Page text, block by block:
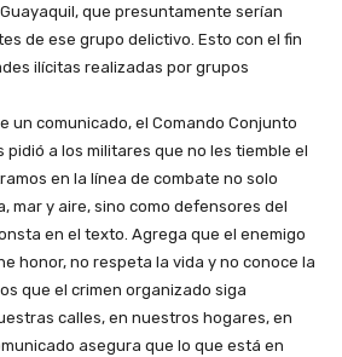
que presuntamente serían
de ese grupo delictivo. Esto con el fin
ilícitas realizadas por grupos
un comunicado, el Comando Conjunto
pidió a los militares que no les tiemble el
en la línea de combate no solo
mar y aire, sino como defensores del
en el texto. Agrega que el enemigo
honor, no respeta la vida y no conoce la
que el crimen organizado siga
calles, en nuestros hogares, en
asegura que lo que está en